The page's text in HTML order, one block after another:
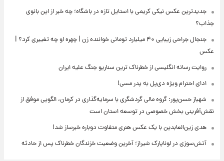
جدیدترین عکس نیکی کریمی با استایل تازه در باشگاه؛ چه خبر از این بانوی
جذاب؟
جنجال جراحی زیبایی ۴۰ میلیارد تومانی خواننده زن | چهره او چه تغییری کرد؟ |
عکس
روایت رسانه انگلیسی از خطرناک ترین سناریو جنگ علیه ایران
ادای احترام ویژه دی‌پل به پدر مسی!
شهباز حسن‌پور: گروه مالی گردشگری با سرمایه‌گذاری در کرمان، الگویی موفق از
نقش‌آفرینی بخش خصوصی در توسعه استان است
هدی زین‌العابدین با یک عکس هنری متفاوت دوباره خبرساز شد!
آتش‌سوزی در لوناپارک شیراز؛ آخرین وضعیت خزندگان خطرناک پس از حادثه